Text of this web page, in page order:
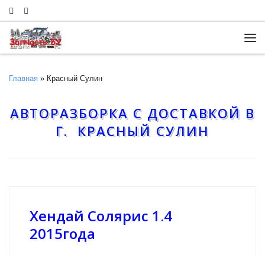
Skip to content
Главная » Красный Сулин
АВТОРАЗБОРКА С ДОСТАВКОЙ В
Г. КРАСНЫЙ СУЛИН
Хендай Солярис 1.4
2015года